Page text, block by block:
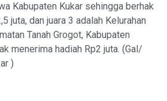
Kabupaten Kukar sehingga berhak
juta, dan juara 3 adalah Kelurahan
Tanah Grogot, Kabupaten
menerima hadiah Rp2 juta. (Gal/
)